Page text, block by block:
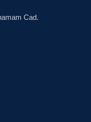
Cad.